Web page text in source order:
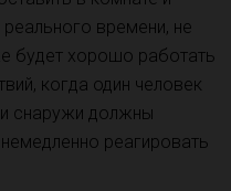
времени, не
будет хорошо работать
когда один человек
снаружи должны
реагировать